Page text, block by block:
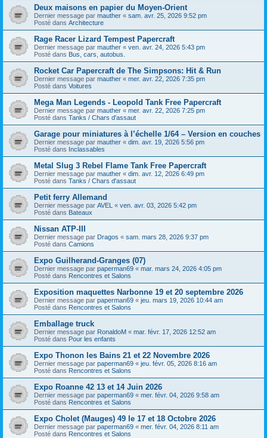
Deux maisons en papier du Moyen-Orient
Dernier message par mauther « sam. avr. 25, 2026 9:52 pm
Posté dans Architecture
Rage Racer Lizard Tempest Papercraft
Dernier message par mauther « ven. avr. 24, 2026 5:43 pm
Posté dans Bus, cars, autobus.
Rocket Car Papercraft de The Simpsons: Hit & Run
Dernier message par mauther « mer. avr. 22, 2026 7:35 pm
Posté dans Voitures
Mega Man Legends - Leopold Tank Free Papercraft
Dernier message par mauther « mer. avr. 22, 2026 7:25 pm
Posté dans Tanks / Chars d'assaut
Garage pour miniatures à l’échelle 1/64 – Version en couches
Dernier message par mauther « dim. avr. 19, 2026 5:56 pm
Posté dans Inclassables
Metal Slug 3 Rebel Flame Tank Free Papercraft
Dernier message par mauther « dim. avr. 12, 2026 6:49 pm
Posté dans Tanks / Chars d'assaut
Petit ferry Allemand
Dernier message par AVEL « ven. avr. 03, 2026 5:42 pm
Posté dans Bateaux
Nissan ATP-III
Dernier message par Dragos « sam. mars 28, 2026 9:37 pm
Posté dans Camions
Expo Guilherand-Granges (07)
Dernier message par paperman69 « mar. mars 24, 2026 4:05 pm
Posté dans Rencontres et Salons
Exposition maquettes Narbonne 19 et 20 septembre 2026
Dernier message par paperman69 « jeu. mars 19, 2026 10:44 am
Posté dans Rencontres et Salons
Emballage truck
Dernier message par RonaldoM « mar. févr. 17, 2026 12:52 am
Posté dans Pour les enfants
Expo Thonon les Bains 21 et 22 Novembre 2026
Dernier message par paperman69 « jeu. févr. 05, 2026 8:16 am
Posté dans Rencontres et Salons
Expo Roanne 42 13 et 14 Juin 2026
Dernier message par paperman69 « mer. févr. 04, 2026 9:58 am
Posté dans Rencontres et Salons
Expo Cholet (Mauges) 49 le 17 et 18 Octobre 2026
Dernier message par paperman69 « mer. févr. 04, 2026 8:11 am
Posté dans Rencontres et Salons